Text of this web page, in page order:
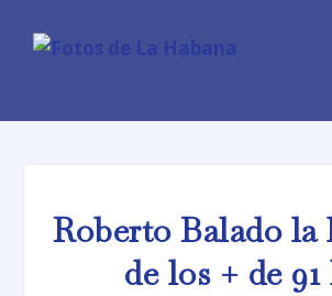
Roberto Balado la
de los + de